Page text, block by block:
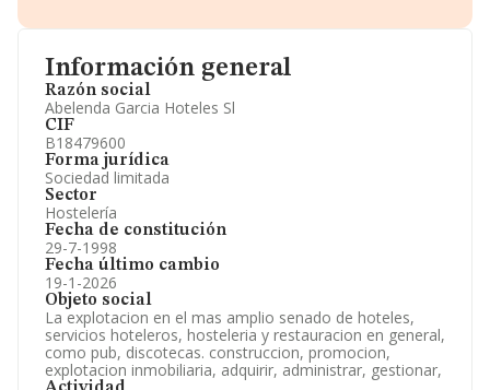
Información general
Razón social
Abelenda Garcia Hoteles Sl
CIF
B18479600
Forma jurídica
Sociedad limitada
Sector
Hostelería
Fecha de constitución
29-7-1998
Fecha último cambio
19-1-2026
Objeto social
La explotacion en el mas amplio senado de hoteles,
servicios hoteleros, hosteleria y restauracion en general,
como pub, discotecas. construccion, promocion,
explotacion inmobiliaria, adquirir, administrar, gestionar,
Información oficial y registral complementaria.